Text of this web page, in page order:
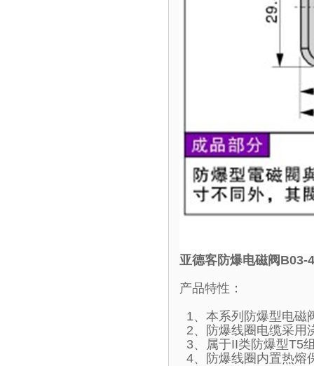
亚德客防爆电磁阀B03-
产品特性：
1、本系列防爆型电磁
2、防爆线圈电缆采用
3、属于II类防爆型T5
4、防爆线圈内置热熔